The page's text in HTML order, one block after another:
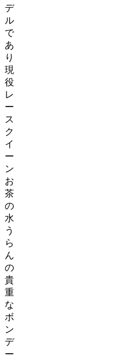
デ
ル
で
あ
り
現
役
レ
ー
ス
ク
イ
ー
ン
お
茶
の
水
う
ら
ん
の
貴
重
な
ボ
ン
デ
ー